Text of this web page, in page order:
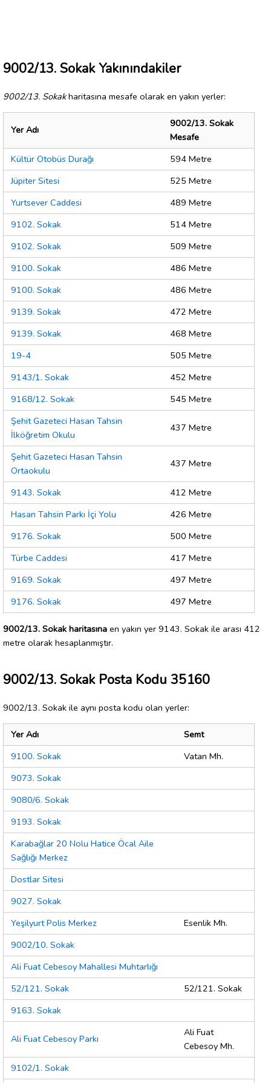
9002/13. Sokak Yakınındakiler
9002/13. Sokakharitasına mesafe olarak en yakın yerler:
Yer Adı
9002/13. Sokak
Mesafe
Kültür Otobüs Durağı
594 Metre
Jüpiter Sitesi
525 Metre
Yurtsever Caddesi
489 Metre
9102. Sokak
514 Metre
9102. Sokak
509 Metre
9100. Sokak
486 Metre
9100. Sokak
486 Metre
9139. Sokak
472 Metre
9139. Sokak
468 Metre
19-4
505 Metre
9143/1. Sokak
452 Metre
9168/12. Sokak
545 Metre
Şehit Gazeteci Hasan Tahsin
İlköğretim Okulu
437 Metre
Şehit Gazeteci Hasan Tahsin
Ortaokulu
437 Metre
9143. Sokak
412 Metre
Hasan Tahsin Parkı İçi Yolu
426 Metre
9176. Sokak
500 Metre
Türbe Caddesi
417 Metre
9169. Sokak
497 Metre
9176. Sokak
497 Metre
9002/13. Sokak haritasına en yakın yer 9143. Sokak ile arası 412
metre olarak hesaplanmıştır.
9002/13. Sokak Posta Kodu 35160
9002/13. Sokak ile aynı posta kodu olan yerler:
Yer Adı
Semt
9100. Sokak
Vatan Mh.
9073. Sokak
9080/6. Sokak
9193. Sokak
Karabağlar 20 Nolu Hatice Öcal Aile
Sağlığı Merkez
Dostlar Sitesi
9027. Sokak
Yeşilyurt Polis Merkez
Esenlik Mh.
9002/10. Sokak
Ali Fuat Cebesoy Mahallesi Muhtarlığı
52/121. Sokak
52/121. Sokak
9163. Sokak
Ali Fuat Cebesoy Parkı
Ali Fuat
Cebesoy Mh.
9102/1. Sokak